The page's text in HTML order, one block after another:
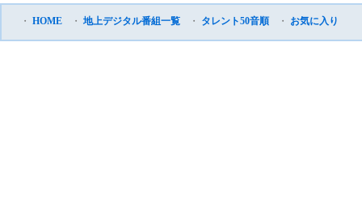
・ HOME ・ 地上デジタル番組一覧 ・ タレント50音順 ・ お気に入り